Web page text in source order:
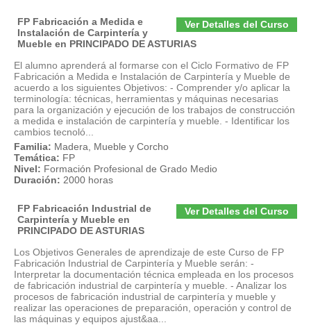
Ver Detalles del Curso
FP Fabricación a Medida e
Instalación de Carpintería y
Mueble en PRINCIPADO DE ASTURIAS
El alumno aprenderá al formarse con el Ciclo Formativo de FP
Fabricación a Medida e Instalación de Carpintería y Mueble de
acuerdo a los siguientes Objetivos: - Comprender y/o aplicar la
terminología: técnicas, herramientas y máquinas necesarias
para la organización y ejecución de los trabajos de construcción
a medida e instalación de carpintería y mueble. - Identificar los
cambios tecnoló...
Familia: Madera, Mueble y Corcho
Temática: FP
Nivel: Formación Profesional de Grado Medio
Duración: 2000 horas
Ver Detalles del Curso
FP Fabricación Industrial de
Carpintería y Mueble en
PRINCIPADO DE ASTURIAS
Los Objetivos Generales de aprendizaje de este Curso de FP
Fabricación Industrial de Carpintería y Mueble serán: -
Interpretar la documentación técnica empleada en los procesos
de fabricación industrial de carpintería y mueble. - Analizar los
procesos de fabricación industrial de carpintería y mueble y
realizar las operaciones de preparación, operación y control de
las máquinas y equipos ajust&aa...